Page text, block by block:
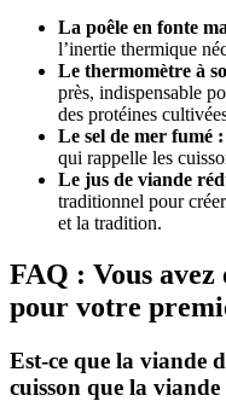
La poêle en fonte
l’inertie thermique
Le thermomètre à
près, indispensable
des protéines
Le sel de mer fumé :
qui rappelle les
Le jus de viande
traditionnel pour
et la tradition.
FAQ : Vous avez
pour votre
Est-ce que la viande
cuisson que la